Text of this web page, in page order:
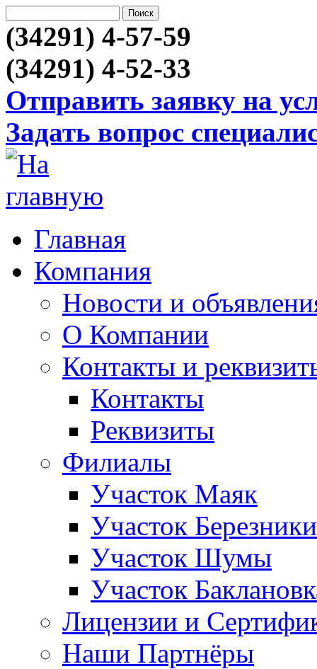
(34291) 4-57-59
(34291) 4-52-33
Отправить заявку на
Задать вопрос
Главная
Компания
Новости и
О Компании
Контакты и
Контакты
Реквизиты
Филиалы
Участок Маяк
Участок Березники
Участок Шумы
Участок
Лицензии и
Наши Партнёры